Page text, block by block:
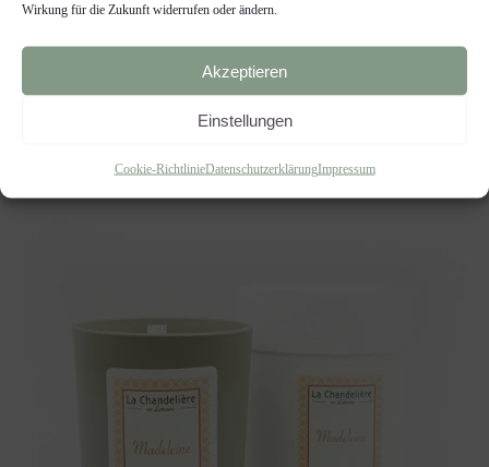
Wirkung für die Zukunft widerrufen oder ändern.
Akzeptieren
Einstellungen
Cookie-RichtlinieDatenschutzerklärungImpressum
(€49,00/kg